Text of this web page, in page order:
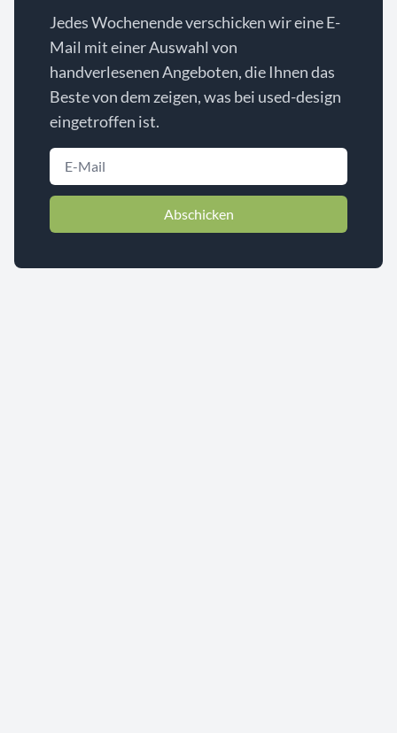
Jedes Wochenende verschicken wir eine E-
Mail mit einer Auswahl von
handverlesenen Angeboten, die Ihnen das
Beste von dem zeigen, was bei used-design
eingetroffen ist.
Abschicken